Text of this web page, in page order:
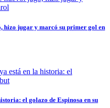
hizo jugar y marcó su primer gol en
el golazo de Espinosa en su